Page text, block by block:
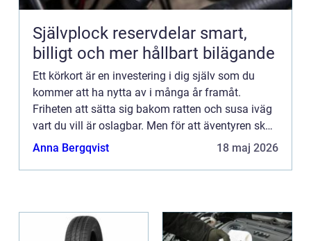
Självplock reservdelar smart,
billigt och mer hållbart bilägande
Ett körkort är en investering i dig själv som du
kommer att ha nytta av i många år framåt.
Friheten att sätta sig bakom ratten och susa iväg
vart du vill är oslagbar. Men för att äventyren ska
bli verklighet så behöver du anstränga dig lite för
Anna Bergqvist 18 maj 2026